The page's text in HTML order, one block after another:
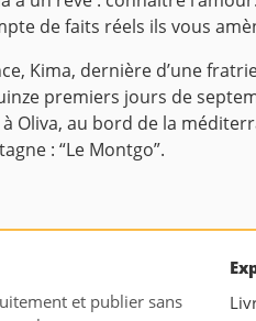
de faits réels ils vous
Kima, dernière d’une
premiers jours de
Oliva, au bord de la
: “Le Montgo”.
et publier sans